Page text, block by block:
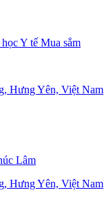
Y tế Mua sắm
Hưng Yên, Việt Nam
Lâm
Hưng Yên, Việt Nam